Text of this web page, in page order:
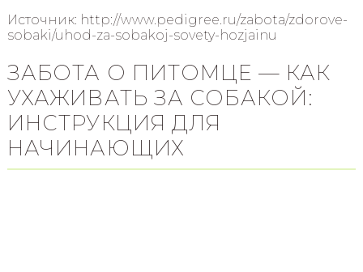
Источник: http://www.pedigree.ru/zabota/zdorove-
sobaki/uhod-za-sobakoj-sovety-hozjainu
ЗАБОТА О ПИТОМЦЕ — КАК
УХАЖИВАТЬ ЗА СОБАКОЙ:
ИНСТРУКЦИЯ ДЛЯ
НАЧИНАЮЩИХ